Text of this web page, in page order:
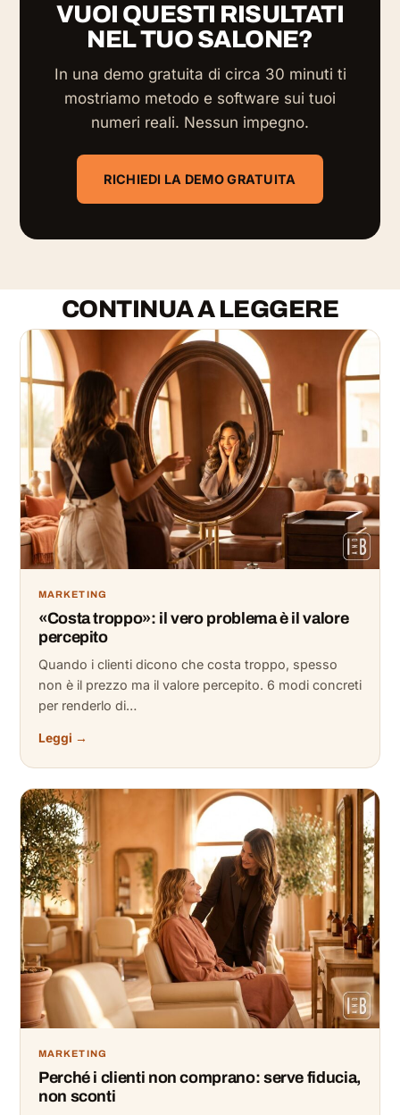
VUOI QUESTI RISULTATI
NEL TUO SALONE?
In una demo gratuita di circa 30 minuti ti
mostriamo metodo e software sui tuoi
numeri reali. Nessun impegno.
RICHIEDI LA DEMO GRATUITA
CONTINUA A LEGGERE
MARKETING
«Costa troppo»: il vero problema è il valore
percepito
Quando i clienti dicono che costa troppo, spesso
non è il prezzo ma il valore percepito. 6 modi concreti
per renderlo di…
Leggi →
MARKETING
Perché i clienti non comprano: serve fiducia,
non sconti